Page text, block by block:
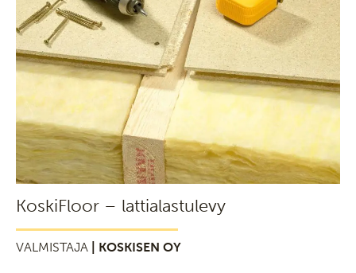
KoskiFloor – lattialastulevy
VALMISTAJA | KOSKISEN OY